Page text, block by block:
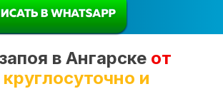
в Ангарске от
круглосуточно и